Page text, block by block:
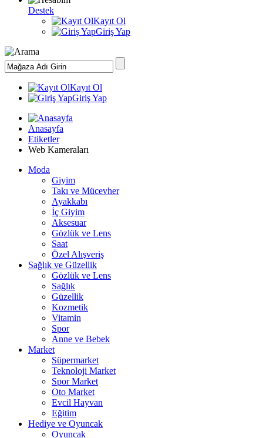
Destek
Kayıt Ol
Giriş Yap
Kayıt Ol
Giriş Yap
Anasayfa
Etiketler
Web Kameraları
Moda
Giyim
Takı ve Mücevher
Ayakkabı
İç Giyim
Aksesuar
Gözlük ve Lens
Saat
Özel Alışveriş
Sağlık ve Güzellik
Gözlük ve Lens
Sağlık
Güzellik
Kozmetik
Vitamin
Spor
Anne ve Bebek
Market
Süpermarket
Teknoloji Market
Spor Market
Oto Market
Evcil Hayvan
Eğitim
Hediye ve Oyuncak
Oyuncak